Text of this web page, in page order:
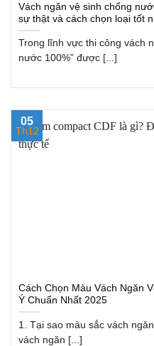
Vách ngăn vệ sinh chống
sự thật và cách chọn loại tốt
Trong lĩnh vực thi công vách
nước 100%” được [...]
Cách Chọn Màu Vách Ngăn
Ý Chuẩn Nhất 2025
1. Tại sao màu sắc vách
vách ngăn [...]
05
Th12